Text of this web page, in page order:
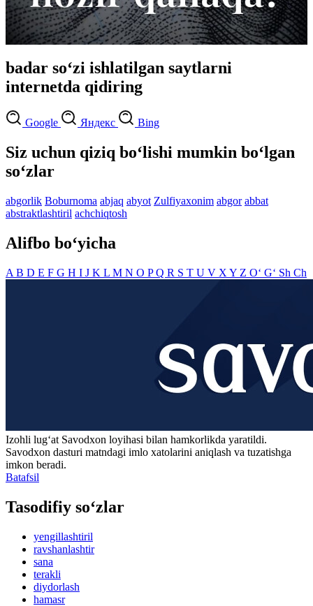
badar so‘zi ishlatilgan saytlarni
internetda qidiring
Google Яндекс Bing
Siz uchun qiziq bo‘lishi mumkin bo‘lgan
so‘zlar
abgorlik Boburnoma abjaq abyot Zulfiyaxonim abgor abbat
abstraktlashtiril achchiqtosh
Alifbo bo‘yicha
A B D E F G H I J K L M N O PQ R S T U V X Y Z O‘ G‘ Sh Ch
Izohli lugʻat Savodxon loyihasi bilan hamkorlikda yaratildi.
Savodxon dasturi matndagi imlo xatolarini aniqlash va tuzatishga
imkon beradi.
Batafsil
Tasodifiy so‘zlar
yengillashtiril
ravshanlashtir
sana
terakli
diydorlash
hamasr